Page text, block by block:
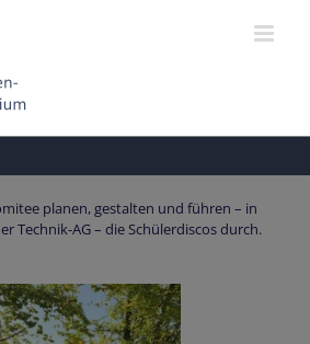
planen, gestalten und führen – in
Technik-AG – die Schülerdiscos durch.